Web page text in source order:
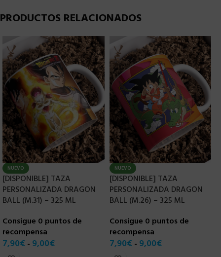
PRODUCTOS RELACIONADOS
NUEVO
[DISPONIBLE] TAZA
PERSONALIZADA DRAGON
BALL (M.31) – 325 ML
Consigue 0 puntos de
recompensa
7,90€- 9,00€
NUEVO
[DISPONIBLE] TAZA
PERSONALIZADA DRAGON
BALL (M.26) – 325 ML
Consigue 0 puntos de
recompensa
7,90€ - 9,00€